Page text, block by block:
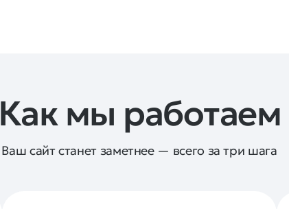
Как мы работаем
Ваш сайт станет заметнее — всего за три шага